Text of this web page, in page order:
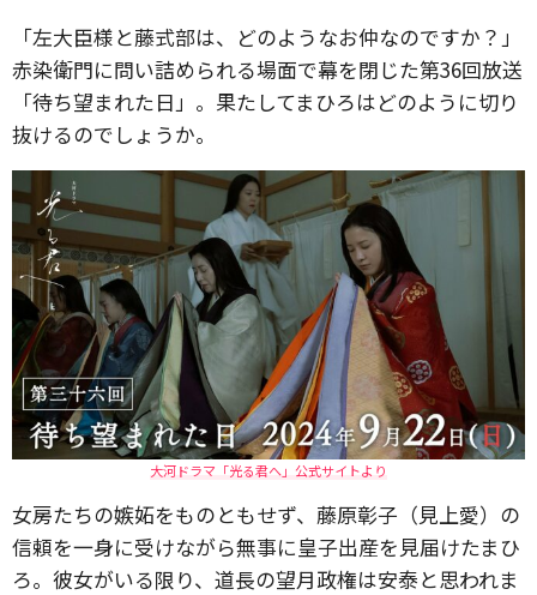
「左大臣様と藤式部は、どのようなお仲なのですか？」
赤染衛門に問い詰められる場面で幕を閉じた第36回放送
「待ち望まれた日」。果たしてまひろはどのように切り
抜けるのでしょうか。
大河ドラマ「光る君へ」公式サイトより
女房たちの嫉妬をものともせず、藤原彰子（見上愛）の
信頼を一身に受けながら無事に皇子出産を見届けたまひ
ろ。彼女がいる限り、道長の望月政権は安泰と思われま